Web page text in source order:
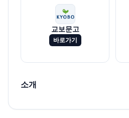
교보문고
바로가기
소개